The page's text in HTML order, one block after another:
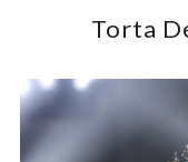
Torta